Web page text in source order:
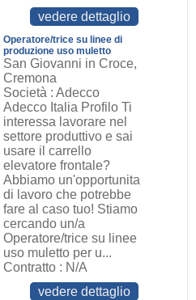
vedere dettaglio
Operatore/trice su linee di
produzione uso muletto
San Giovanni in Croce,
Cremona
Società : Adecco
Adecco Italia Profilo Ti
interessa lavorare nel
settore produttivo e sai
usare il carrello
elevatore frontale?
Abbiamo un'opportunita
di lavoro che potrebbe
fare al caso tuo! Stiamo
cercando un/a
Operatore/trice su linee
uso muletto per u...
Contratto : N/A
vedere dettaglio